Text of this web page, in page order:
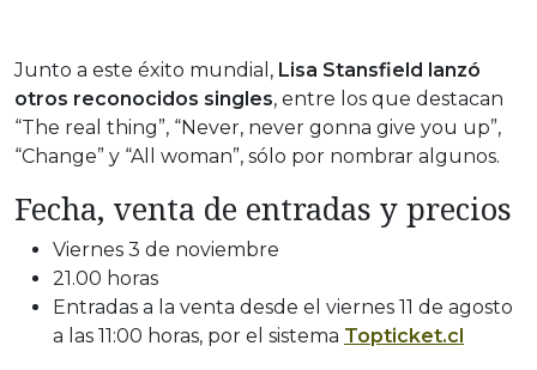
Junto a este éxito mundial, Lisa Stansfield lanzó
otros reconocidos singles, entre los que destacan
“The real thing”, “Never, never gonna give you up”,
“Change” y “All woman”, sólo por nombrar algunos.
Fecha, venta de entradas y precios
Viernes 3 de noviembre
21.00 horas
Entradas a la venta desde el viernes 11 de agosto
a las 11:00 horas, por el sistema Topticket.cl